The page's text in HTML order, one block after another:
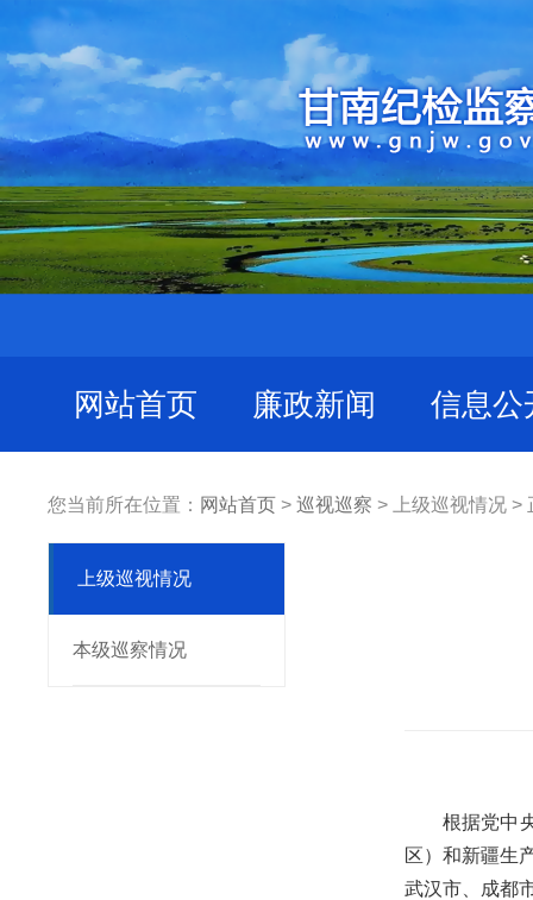
网站首页 廉政新闻 信息公
您当前所在位置： 网站首页 > 巡视巡察 > 上级巡视情况 >
上级巡视情况
本级巡察情况
根据党中
区）和新疆生
武汉市、成都